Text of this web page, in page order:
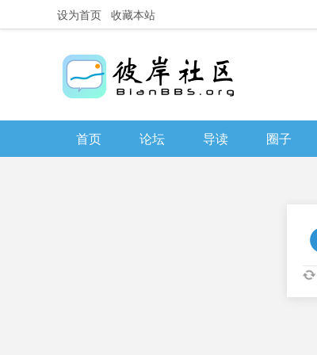
设为首页 收藏本站
首页 论坛 导读 圈子